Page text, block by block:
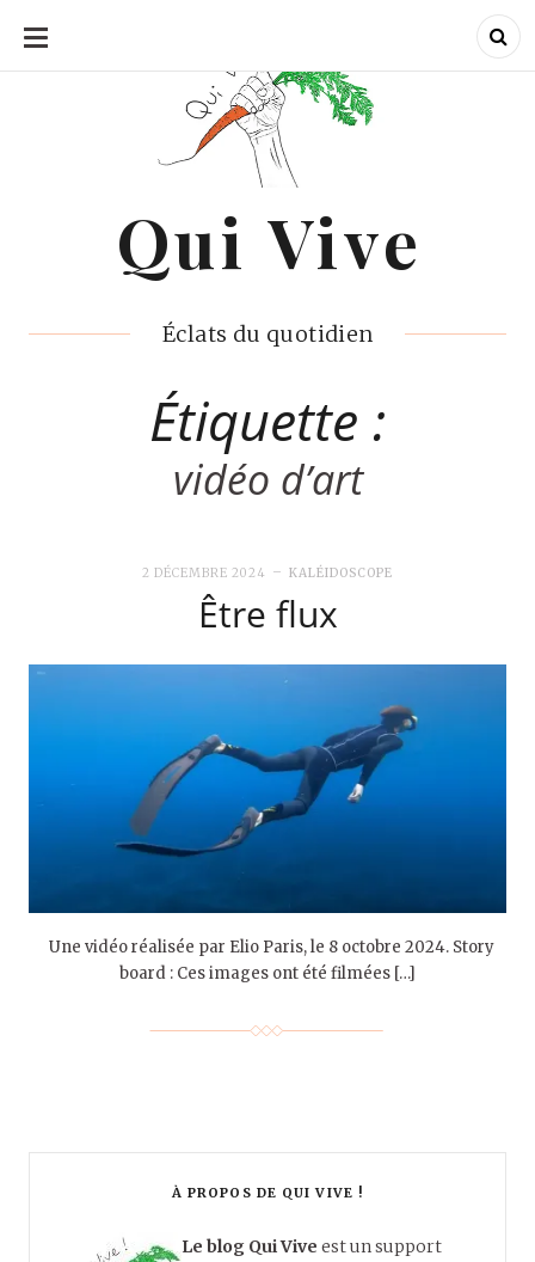
ALLER
CONTENU
Qui Vive
Éclats du quotidien
Qui Vive
Étiquette :
vidéo d’art
2 DÉCEMBRE 2024 KALÉIDOSCOPE
Être flux
Une vidéo réalisée par Elio Paris, le 8 octobre 2024. Story
board : Ces images ont été filmées […]
À PROPOS DE QUI VIVE !
Le blog Qui Vive est un support